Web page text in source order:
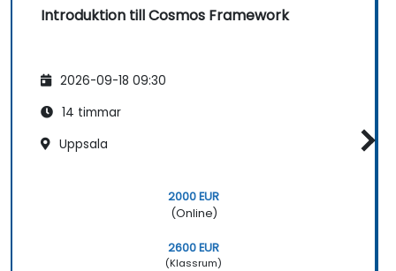
Introduktion till Cosmos Framework
2026-09-18 09:30
14 timmar
Uppsala
2000 EUR
(Online)
2600 EUR
(Klassrum)